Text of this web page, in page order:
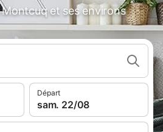
et ses environs
Départ
sam. 22/08